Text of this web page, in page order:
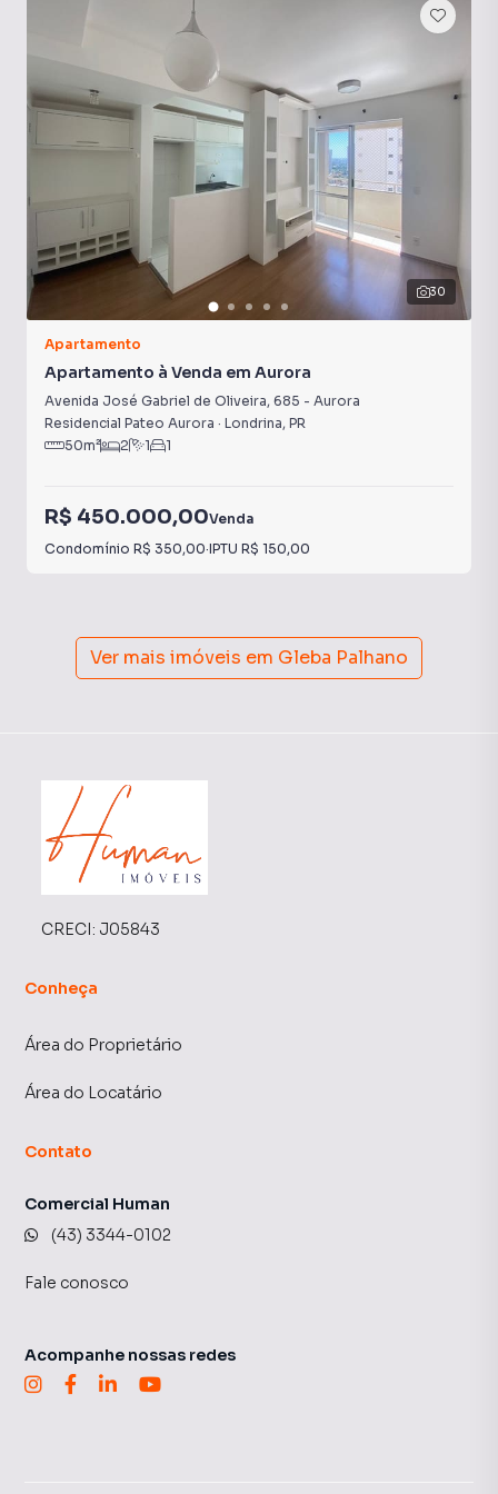
30
Apartamento
Apartamento à Venda em Aurora
Avenida José Gabriel de Oliveira, 685 - Aurora
Residencial Pateo Aurora · Londrina, PR
50m² 2 1 1
R$ 450.000,00Venda
Condomínio R$ 350,00·IPTU R$ 150,00
Ver mais imóveis em Gleba Palhano
CRECI: J05843
Conheça
Área do Proprietário
Área do Locatário
Contato
Comercial Human
(43) 3344-0102
Fale conosco
Acompanhe nossas redes